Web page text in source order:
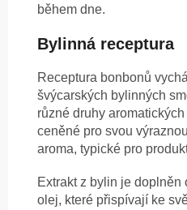
během dne.
Bylinná receptura
Receptura bonbonů
švýcarských bylinných
různé druhy
ceněné pro svou
aroma, typické pro
Extrakt z bylin je doplněn
olej, které přispívají ke